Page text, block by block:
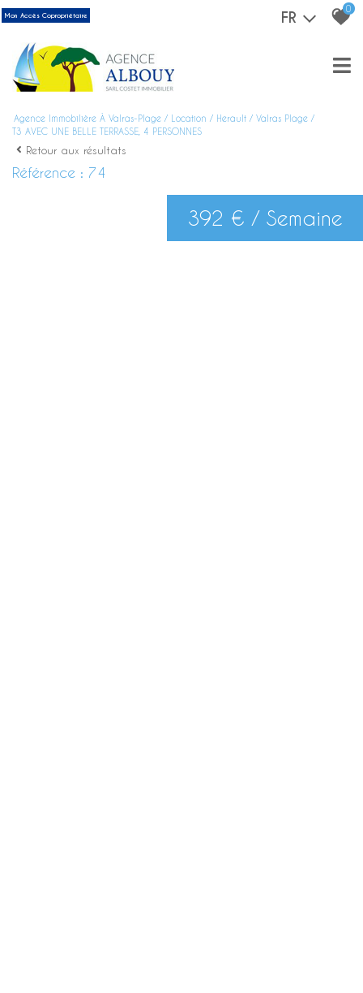
Mon Accès Copropriétaire FR 0
Agence Immobilière À Valras-Plage Location Herault
Valras Plage
T3 AVEC UNE BELLE TERRASSE, 4 PERSONNES
Retour aux résultats
Référence : 74
392 € / Semaine